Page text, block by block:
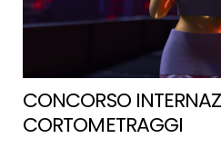
CONCORSO
CORTOMETRAGGI